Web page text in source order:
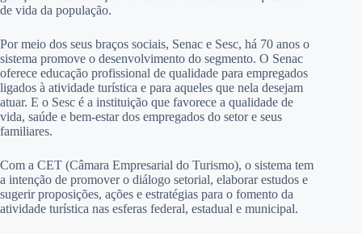
de vida da população.
Por meio dos seus braços sociais, Senac e Sesc, há 70 anos o
sistema promove o desenvolvimento do segmento. O Senac
oferece educação profissional de qualidade para empregados
ligados à atividade turística e para aqueles que nela desejam
atuar. E o Sesc é a instituição que favorece a qualidade de
vida, saúde e bem-estar dos empregados do setor e seus
familiares.
Com a CET (Câmara Empresarial do Turismo), o sistema tem
a intenção de promover o diálogo setorial, elaborar estudos e
sugerir proposições, ações e estratégias para o fomento da
atividade turística nas esferas federal, estadual e municipal.